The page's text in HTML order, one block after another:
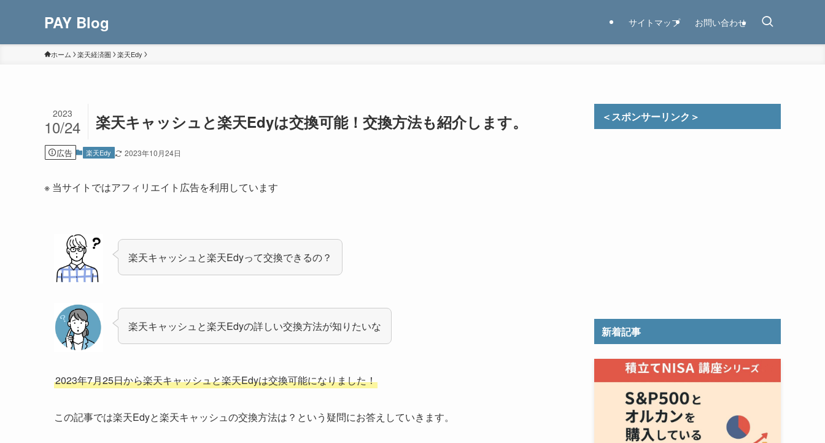
PAY Blog サイトマップ お問い合わせ
ホーム 楽天経済圏 楽天Edy
楽天キャッシュと楽天Edyは交換可能！交換方法も紹介します。
2023
10/24
広告 楽天Edy 2023年10月24日
※ 当サイトではアフィリエイト広告を利用しています
楽天キャッシュと楽天Edyって交換できるの？
楽天キャッシュと楽天Edyの詳しい交換方法が知りたいな
2023年7月25日から楽天キャッシュと楽天Edyは交換可能になりました！
この記事では楽天Edyと楽天キャッシュの交換方法は？という疑問にお答えしていきます。
＜スポンサーリンク＞
新着記事